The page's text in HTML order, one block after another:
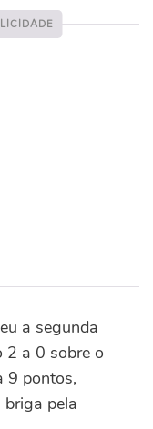
a segunda
2 a 0 sobre o
9 pontos,
briga pela